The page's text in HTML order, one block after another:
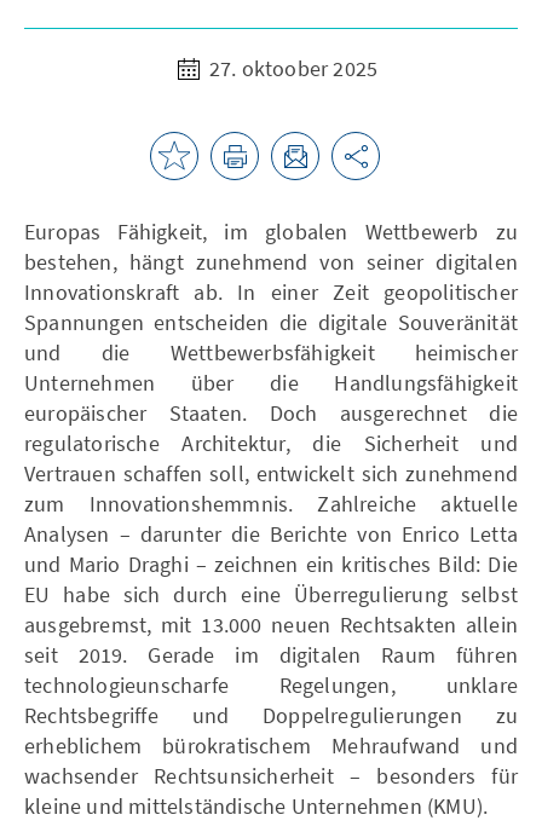
27. oktoober 2025
Europas Fähigkeit, im globalen Wettbewerb zu
bestehen, hängt zunehmend von seiner digitalen
Innovationskraft ab. In einer Zeit geopolitischer
Spannungen entscheiden die digitale Souveränität
und die Wettbewerbsfähigkeit heimischer
Unternehmen über die Handlungsfähigkeit
europäischer Staaten. Doch ausgerechnet die
regulatorische Architektur, die Sicherheit und
Vertrauen schaffen soll, entwickelt sich zunehmend
zum Innovationshemmnis. Zahlreiche aktuelle
Analysen – darunter die Berichte von Enrico Letta
und Mario Draghi – zeichnen ein kritisches Bild: Die
EU habe sich durch eine Überregulierung selbst
ausgebremst, mit 13.000 neuen Rechtsakten allein
seit 2019. Gerade im digitalen Raum führen
technologieunscharfe Regelungen, unklare
Rechtsbegriffe und Doppelregulierungen zu
erheblichem bürokratischem Mehraufwand und
wachsender Rechtsunsicherheit – besonders für
kleine und mittelständische Unternehmen (KMU).